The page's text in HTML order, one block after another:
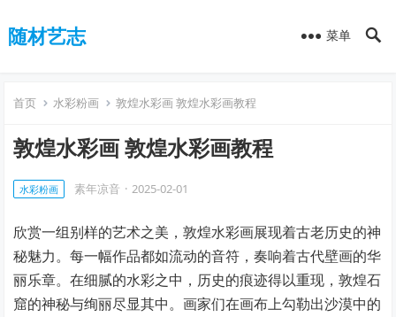
随材艺志 菜单
首页 水彩粉画 敦煌水彩画 敦煌水彩画教程
敦煌水彩画 敦煌水彩画教程
水彩粉画 素年凉音 · 2025-02-01
欣赏一组别样的艺术之美，敦煌水彩画展现着古老历史的神
秘魅力。每一幅作品都如流动的音符，奏响着古代壁画的华
丽乐章。在细腻的水彩之中，历史的痕迹得以重现，敦煌石
窟的神秘与绚丽尽显其中。画家们在画布上勾勒出沙漠中的